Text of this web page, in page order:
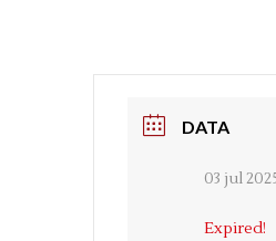
DATA
03 jul
Expired!